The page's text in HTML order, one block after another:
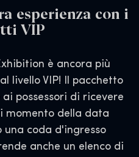
esperienza con i
VIP
è ancora più
livello VIP! Il pacchetto
possessori di ricevere
momento della data
coda d'ingresso
anche un elenco di